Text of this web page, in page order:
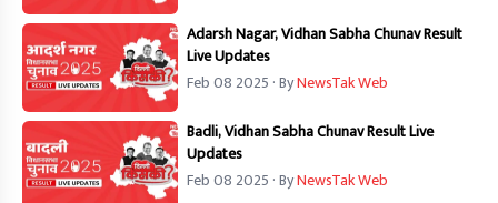
Adarsh Nagar, Vidhan Sabha Chunav Result
Live Updates
Feb 08 2025 · ByNewsTak Web
Badli, Vidhan Sabha Chunav Result Live
Updates
Feb 08 2025 · ByNewsTak Web